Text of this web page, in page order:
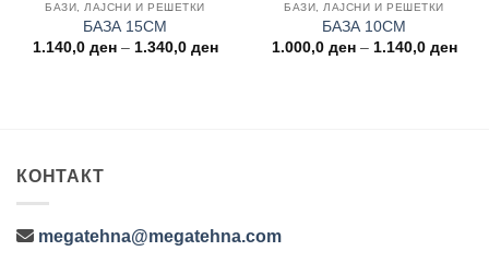
БАЗИ, ЛАЈСНИ И РЕШЕТКИ
БАЗА 15CM
1.140,0 ден – 1.340,0 денPrice
БАЗИ, ЛАЈСНИ И РЕШЕТКИ
БАЗА 10CM
1.000,0 ден – 1.140,0 ден
КОНТАКТ
megatehna@megatehna.com